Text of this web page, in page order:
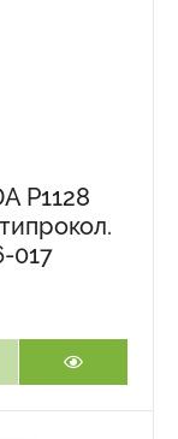
P1128
017